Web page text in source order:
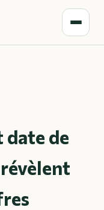
date de
révèlent